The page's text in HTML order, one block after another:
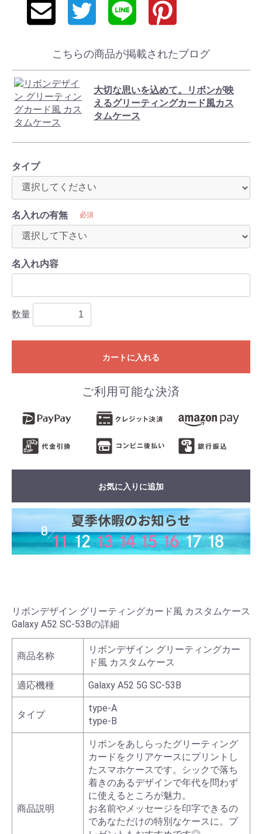
こちらの商品が掲載されたブログ
大切な思いを込めて。リボンが映
えるグリーティングカード風カス
タムケース
タイプ
名入れの有無 必須
名入れ内容
数量
カートに入れる
ご利用可能な決済
お気に入りに追加
リボンデザイン グリーティングカード風 カスタムケース
Galaxy A52 SC-53Bの詳細
商品名称
リボンデザイン グリーティングカー
ド風 カスタムケース
適応機種 Galaxy A52 5G SC-53B
タイプ
type-A
type-B
商品説明
リボンをあしらったグリーティング
カードをクリアケースにプリントし
たスマホケースです。シックで落ち
着きのあるデザインで年代を問わず
に使えるところが魅力。
お名前やメッセージを印字できるの
であなただけの特別なケースに。プ